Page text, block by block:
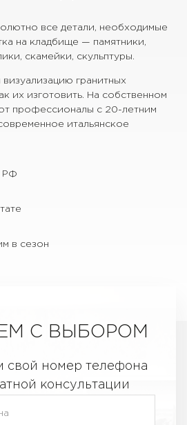
все детали, необходимые
на кладбище — памятники,
скамейки, скульптуры.
гранитных
их изготовить. На собственном
профессионалы с 20-летним
итальянское
РФ
в сезон
С ВЫБОРОМ
свой номер телефона
консультации